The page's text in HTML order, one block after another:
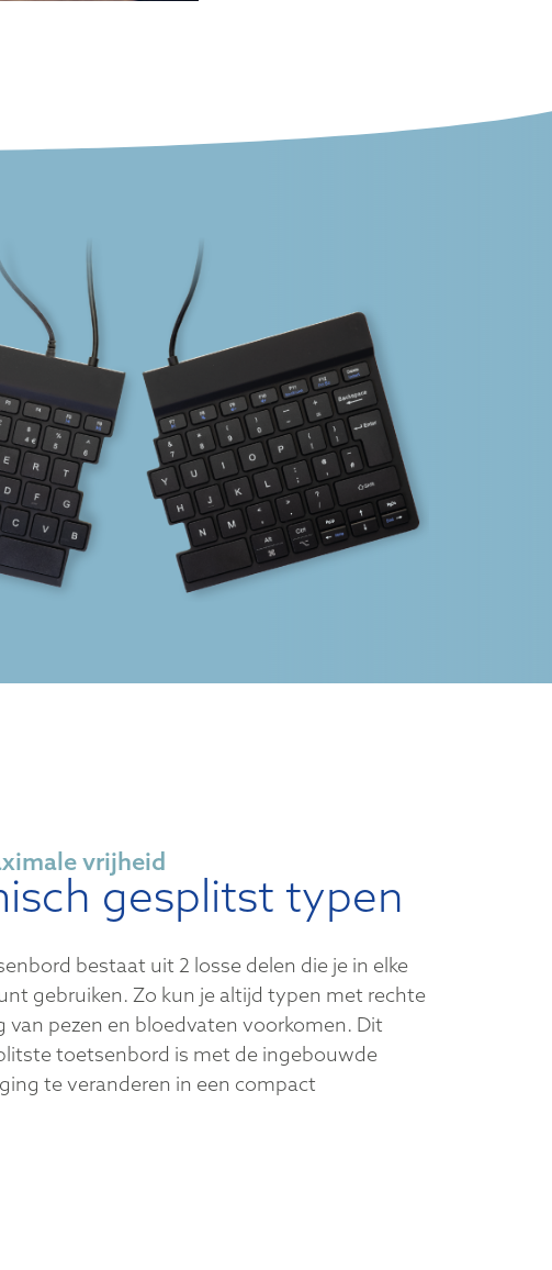
vrijheid
gesplitst typen
bestaat uit 2 losse delen die je in elke
gebruiken. Zo kun je altijd typen met rechte
van pezen en bloedvaten voorkomen. Dit
toetsenbord is met de ingebouwde
te veranderen in een compact